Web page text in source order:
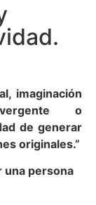
imaginación
o
de generar
originales.”
una persona